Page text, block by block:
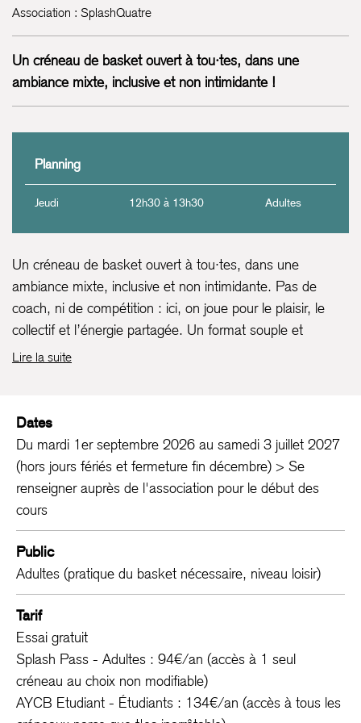
Association : SplashQuatre
Un créneau de basket ouvert à tou·tes, dans une
ambiance mixte, inclusive et non intimidante !
Planning
Jeudi 12h30 à 13h30 Adultes
Un créneau de basket ouvert à tou·tes, dans une
ambiance mixte, inclusive et non intimidante. Pas de
coach, ni de compétition : ici, on joue pour le plaisir, le
collectif et l’énergie partagée. Un format souple et
convivial, pensé pour celles et ceux qui ont déjà un peu
de pratiquer le sport collectif à Paris : plus libre, plus
souple, plus humaine. L’association rassemble
aujourd’hui plus de 250 membres actifs, à travers une
dizaine de créneaux hebdomadaires dans plusieurs
arrondissements.
Notre mission
accessible, flexible et bienveillant, en dehors des
contraintes des clubs traditionnels.
jouer au basket dans une ambiance conviviale, mixte et
inclusive, sans coach ni compétition. Le jeu est auto-
géré, encadré par un staff garant du bon esprit : respect,
Lire la suite
Dates
Du mardi 1er septembre 2026 au samedi 3 juillet 2027
(hors jours fériés et fermeture fin décembre) > Se
renseigner auprès de l'association pour le début des
cours
Public
Adultes (pratique du basket nécessaire, niveau loisir)
Tarif
Essai gratuit
Splash Pass - Adultes : 94€/an (accès à 1 seul
créneau au choix non modifiable)
AYCB Etudiant - Étudiants : 134€/an (accès à tous les